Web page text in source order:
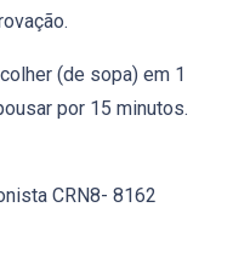
(de sopa) em 1
por 15 minutos.
CRN8- 8162